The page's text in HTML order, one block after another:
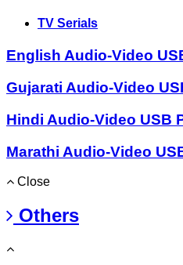
TV Serials
English Audio-Video
Gujarati Audio-Video
Hindi Audio-Video USB
Marathi Audio-Video
Close
Others